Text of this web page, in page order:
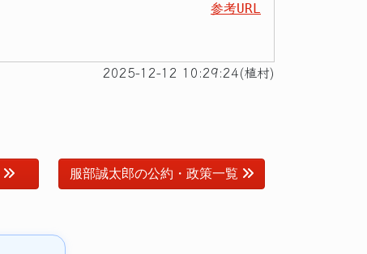
参考URL
2025-12-12 10:29:24(植村)
服部誠太郎の公約・政策一覧